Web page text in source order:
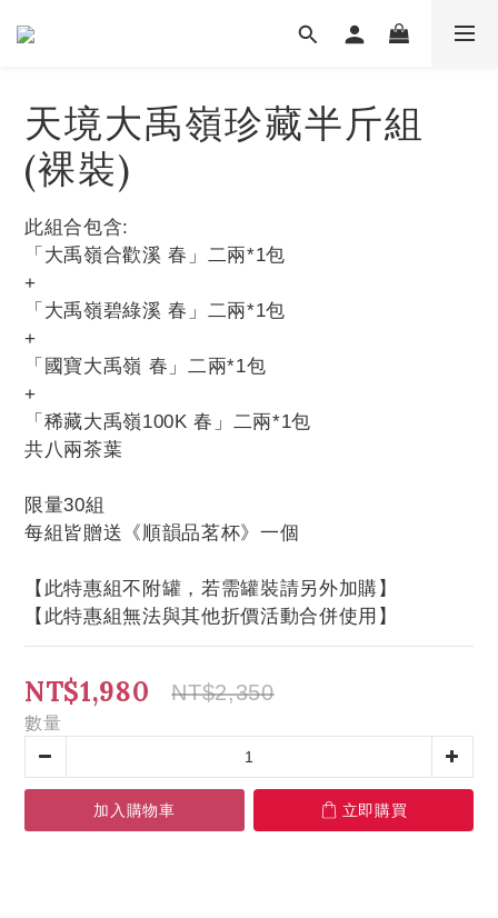
天境大禹嶺珍藏半斤組
(裸裝)
此組合包含:
「大禹嶺合歡溪 春」二兩*1包
+
「大禹嶺碧綠溪 春」二兩*1包
+
「國寶大禹嶺 春」二兩*1包
+
「稀藏大禹嶺100K 春」二兩*1包
共八兩茶葉
限量30組
每組皆贈送《順韻品茗杯》一個
【此特惠組不附罐，若需罐裝請另外加購】
【此特惠組無法與其他折價活動合併使用】
NT$1,980 NT$2,350
數量
加入購物車 立即購買